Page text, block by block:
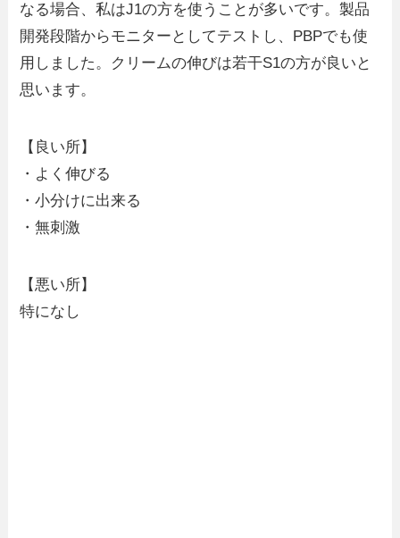
なる場合、私はJ1の方を使うことが多いです。製品
開発段階からモニターとしてテストし、PBPでも使
用しました。クリームの伸びは若干S1の方が良いと
思います。
【良い所】
・よく伸びる
・小分けに出来る
・無刺激
【悪い所】
特になし